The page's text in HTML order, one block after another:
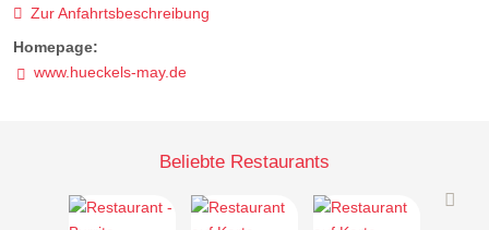
Zur Anfahrtsbeschreibung
Homepage:
www.hueckels-may.de
Beliebte Restaurants